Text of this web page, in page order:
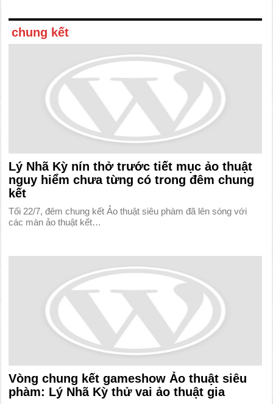
chung kết
Lý Nhã Kỳ nín thở trước tiết mục ảo thuật
nguy hiểm chưa từng có trong đêm chung
kết
Tối 22/7, đêm chung kết Ảo thuật siêu phàm đã lên sóng với
các màn ảo thuật kết…
Vòng chung kết gameshow Ảo thuật siêu
phàm: Lý Nhã Kỳ thử vai ảo thuật gia